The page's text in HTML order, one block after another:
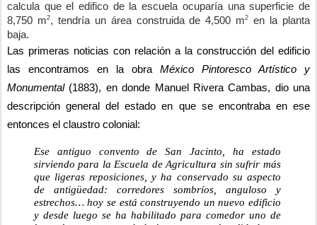
calcula que el edifico de la escuela ocuparía una superficie de
8,750 m2, tendría un área construida de 4,500 m2
en la planta
baja.
Las primeras noticias con relación a la construcción del edificio
las encontramos en la obra México Pintoresco Artístico y
Monumental (1883), en donde Manuel Rivera Cambas, dio una
descripción general del estado en que se encontraba en ese
entonces el claustro colonial:
Ese antiguo convento de San Jacinto, ha estado
sirviendo para la Escuela de Agricultura sin sufrir más
que ligeras reposiciones, y ha conservado su aspecto
de antigüedad: corredores sombríos, anguloso y
estrechos… hoy se está construyendo un nuevo edificio
y desde luego se ha habilitado para comedor uno de